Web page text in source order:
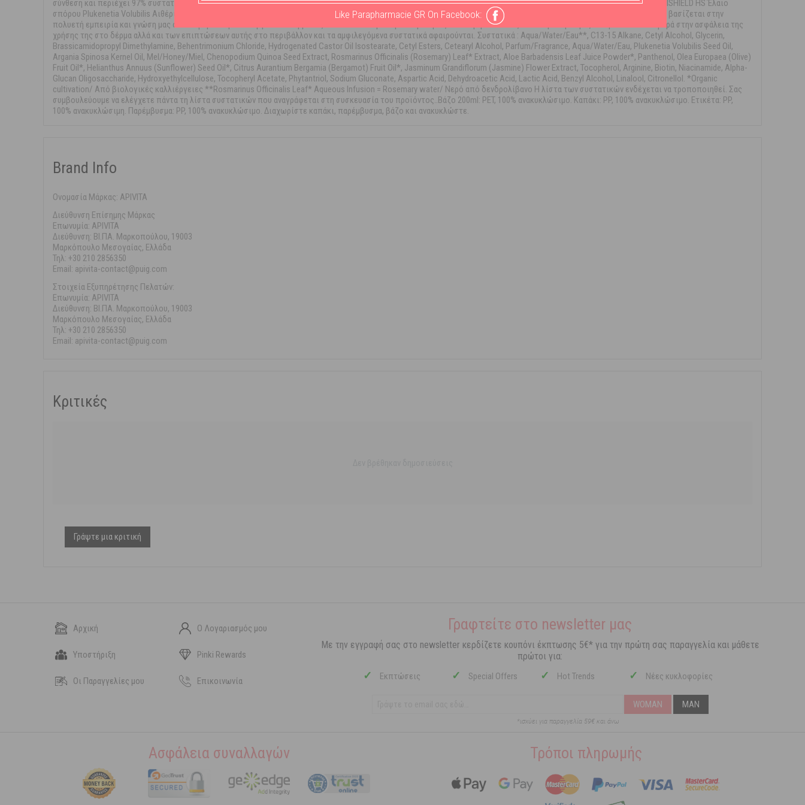
σύνθεση και περιέχει 97% συστατικά φυσικής προέλευσης. ΜΕ Δραστικό από πρωτεΐνες κινόα Aλόη* Λάδια ελιάς* & αργκάν Βούτυρο καριτέ* Αμινοξέα Θυμαρίσιο μέλι APISHIELD HS Έλαιο
σπόρου Plukenetia Volubilis Αιθέρια έλαια λεβάντας* και περγαμόντο 5 βιταμίνες Έγχυμα δενδρολίβανου* Η επιλογή των πρώτων υλών και η ανάπτυξη των προϊόντων μας βασίζεται στην
πολυετή εμπειρία και γνώση μας όσον αφορά στη λειτουργία του δέρματος αλλά και σε θέματα βιωσιμότητας του περιβάλλοντος. Κάθε πρώτη ύλη αξιολογείται όσον αφορά στην ασφάλεια της
χρήσης της στο δέρμα αλλά και των επιπτώσεων αυτής στο περιβάλλον και τα αμφιλεγόμενα συστατικά αφαιρούνται. Συστατικά : Aqua/Water/Eau**, C13-15 Alkane, Cetyl Alcohol, Glycerin,
Brassicamidopropyl Dimethylamine, Behentrimonium Chloride, Hydrogenated Castor Oil Isostearate, Cetyl Esters, Cetearyl Alcohol, Parfum/Fragrance, Aqua/Water/Eau, Plukenetia Volubilis Seed Oil,
Argania Spinosa Kernel Oil, Mel/Honey/Miel, Chenopodium Quinoa Seed Extract, Rosmarinus Officinalis (Rosemary) Leaf* Extract, Aloe Barbadensis Leaf Juice Powder*, Panthenol, Olea Europaea (Olive)
Fruit Oil*, Helianthus Annuus (Sunflower) Seed Oil*, Citrus Aurantium Bergamia (Bergamot) Fruit Oil*, Jasminum Grandiflorum (Jasmine) Flower Extract, Tocopherol, Arginine, Biotin, Niacinamide, Alpha-
Glucan Oligosaccharide, Hydroxyethylcellulose, Tocopheryl Acetate, Phytantriol, Sodium Gluconate, Aspartic Acid, Dehydroacetic Acid, Lactic Acid, Benzyl Alcohol, Linalool, Citronellol. *Organic
cultivation/ Από βιολογικές καλλιέργειες **Rosmarinus Officinalis Leaf* Aqueous Infusion = Rosemary water/ Νερό από δενδρολίβανο Η λίστα των συστατικών ενδέχεται να τροποποιηθεί. Σας
συμβουλεύουμε να ελέγχετε πάντα τη λίστα συστατικών που αναγράφεται στη συσκευασία του προϊόντος..Βάζο 200ml: PET, 100% ανακυκλώσιμο. Καπάκι: PP, 100% ανακυκλώσιμο. Ετικέτα: PP,
100% ανακυκλώσιμη. Παρέμβυσμα: PP, 100% ανακυκλώσιμο. Διαχωρίστε καπάκι, παρέμβυσμα, βάζο και ανακυκλώστε.
Brand Info
Ονομασία Μάρκας: APIVITA
Διεύθυνση Επίσημης Μάρκας
Επωνυμία: APIVITA
Διεύθυνση: ΒΙ.ΠΑ. Μαρκοπούλου, 19003
Μαρκόπουλο Μεσογαίας, Ελλάδα
Τηλ: +30 210 2856350
Email: apivita-contact@puig.com
Στοιχεία Εξυπηρέτησης Πελατών:
Επωνυμία: APIVITA
Διεύθυνση: ΒΙ.ΠΑ. Μαρκοπούλου, 19003
Μαρκόπουλο Μεσογαίας, Ελλάδα
Τηλ: +30 210 2856350
Email: apivita-contact@puig.com
Κριτικές
Γράψτε μια κριτική
Αρχική Ο Λογαριασμός μου
Υποστήριξη Pinki Rewards
Οι Παραγγελίες μου Επικοινωνία
Γραφτείτε στο newsletter μας
Με την εγγραφή σας στο newsletter κερδίζετε κουπόνι έκπτωσης 5€* για την πρώτη σας παραγγελία και μάθετε
πρώτοι για:
✓ Εκπτώσεις ✓ Special Offers ✓ Hot Trends ✓ Νέες κυκλοφορίες
WOMAN MAN
*ισχύει για παραγγελία 59€ και άνω
Ασφάλεια συναλλαγών Τρόποι πληρωμής
Like Parapharmacie GR On Facebook: